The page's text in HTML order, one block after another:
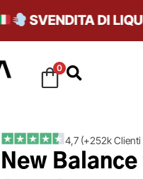
SVENDITA DI
0
4,7 (+252k
New